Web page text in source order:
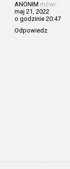
ANONIM mówi:
maj 21, 2022
o godzinie 20:47
Odpowiedz